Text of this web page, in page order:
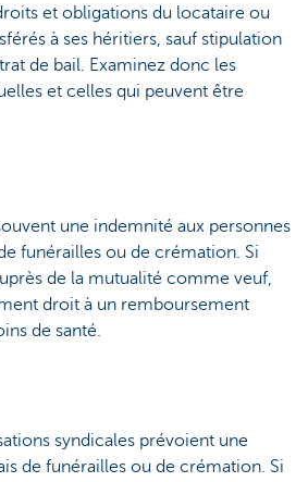
et obligations du locataire ou
à ses héritiers, sauf stipulation
de bail. Examinez donc les
et celles qui peuvent être
une indemnité aux personnes
funérailles ou de crémation. Si
de la mutualité comme veuf,
droit à un remboursement
de santé.
syndicales prévoient une
de funérailles ou de crémation. Si